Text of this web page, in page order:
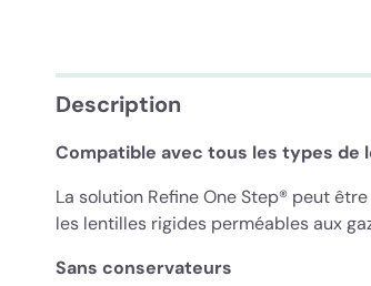
Description
Compatible avec tous les types de
La solution Refine One Step® peut
les lentilles rigides perméables aux
Sans conservateurs